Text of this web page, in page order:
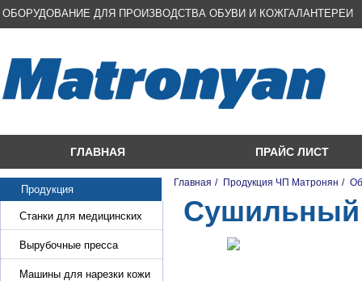
ОБОРУДОВАНИЕ ДЛЯ ПРОИЗВОДСТВА ОБУВИ И КОЖГАЛАНТЕРЕИ
ГЛАВНАЯ ПРАЙС ЛИСТ
Продукция
Станки для медицинских
масок
Вырубочные пресса
Машины для нарезки кожи
Главная / Продукция ЧП Матронян /
Сушильный